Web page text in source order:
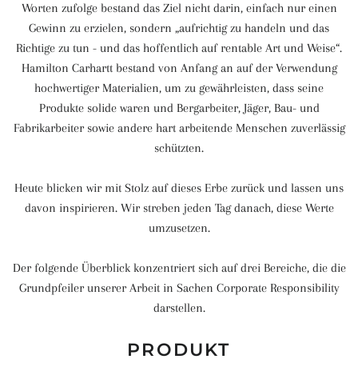
Worten zufolge bestand das Ziel nicht darin, einfach nur einen
Gewinn zu erzielen, sondern „aufrichtig zu handeln und das
Richtige zu tun - und das hoffentlich auf rentable Art und Weise“.
Hamilton Carhartt bestand von Anfang an auf der Verwendung
hochwertiger Materialien, um zu gewährleisten, dass seine
Produkte solide waren und Bergarbeiter, Jäger, Bau- und
Fabrikarbeiter sowie andere hart arbeitende Menschen zuverlässig
schützten.
Heute blicken wir mit Stolz auf dieses Erbe zurück und lassen uns
davon inspirieren. Wir streben jeden Tag danach, diese Werte
umzusetzen.
Der folgende Überblick konzentriert sich auf drei Bereiche, die die
Grundpfeiler unserer Arbeit in Sachen Corporate Responsibility
darstellen.
PRODUKT